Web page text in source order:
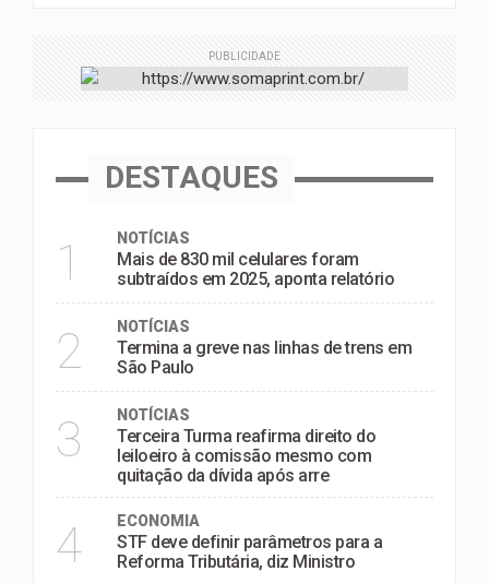
PUBLICIDADE
DESTAQUES
1 NOTÍCIAS
Mais de 830 mil celulares foram
subtraídos em 2025, aponta relatório
2 NOTÍCIAS
Termina a greve nas linhas de trens em
São Paulo
3 NOTÍCIAS
Terceira Turma reafirma direito do
leiloeiro à comissão mesmo com
quitação da dívida após arre
4 ECONOMIA
STF deve definir parâmetros para a
Reforma Tributária, diz Ministro